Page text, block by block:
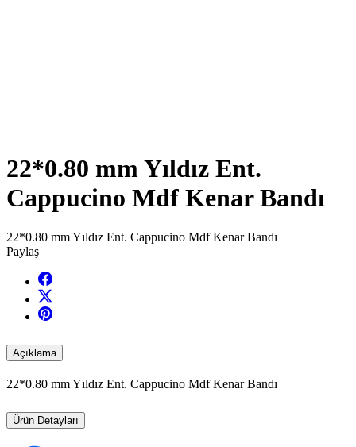
22*0.80 mm Yıldız Ent.
Cappucino Mdf Kenar Bandı
22*0.80 mm Yıldız Ent. Cappucino Mdf Kenar Bandı
Paylaş
Açıklama
22*0.80 mm Yıldız Ent. Cappucino Mdf Kenar Bandı
Ürün Detayları